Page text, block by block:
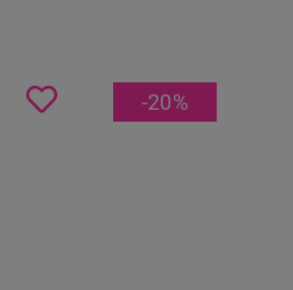
-20%